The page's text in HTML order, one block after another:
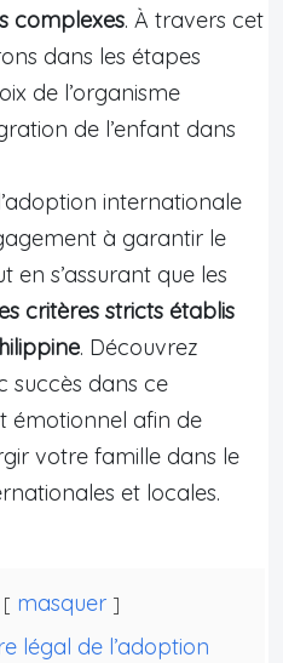
complexes. À travers cet
dans les étapes
de l’organisme
de l’enfant dans
internationale
à garantir le
en s’assurant que les
critères stricts établis
. Découvrez
succès dans ce
émotionnel afin de
votre famille dans le
et locales.
masquer
légal de l’adoption